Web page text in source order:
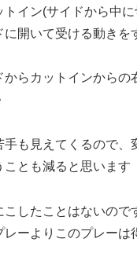
トイン(サイドから中
に開いて受ける動きを
からカットインからの
も見えてくるので、
ことも減ると思います
こしたことはないので
レーよりこのプレーは